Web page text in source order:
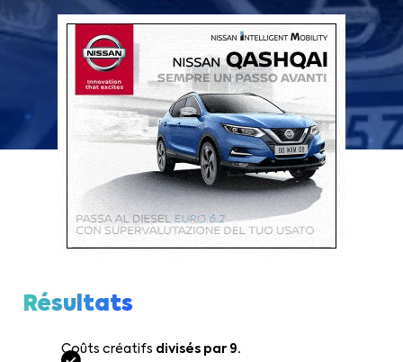
Résultats
Coûts créatifs divisés par 9.